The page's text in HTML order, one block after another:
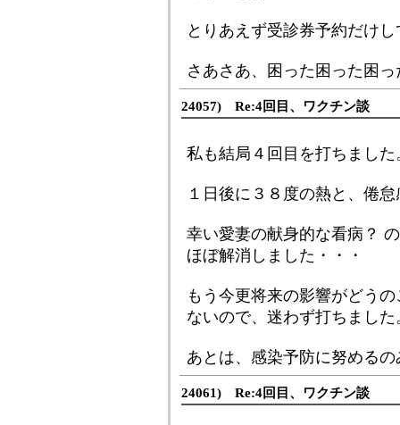
とりあえず受診券予約だけ
さあさあ、困った困った困っ
24057) Re:4回目、ワクチン談
私も結局４回目を打ちました
１日後に３８度の熱と、倦
幸い愛妻の献身的な看病？
ほぼ解消しました・・・
もう今更将来の影響がどう
ないので、迷わず打ちました
あとは、感染予防に努める
24061) Re:4回目、ワクチン談